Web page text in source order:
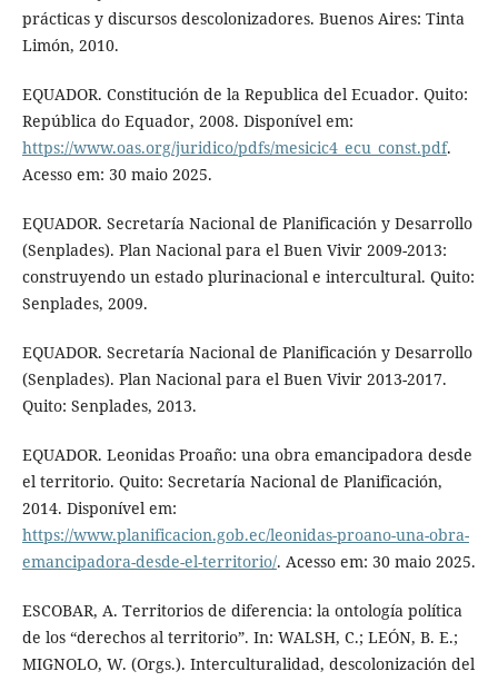
prácticas y discursos descolonizadores. Buenos Aires: Tinta
Limón, 2010.
EQUADOR. Constitución de la Republica del Ecuador. Quito:
República do Equador, 2008. Disponível em:
https://www.oas.org/juridico/pdfs/mesicic4_ecu_const.pdf.
Acesso em: 30 maio 2025.
EQUADOR. Secretaría Nacional de Planificación y Desarrollo
(Senplades). Plan Nacional para el Buen Vivir 2009-2013:
construyendo un estado plurinacional e intercultural. Quito:
Senplades, 2009.
EQUADOR. Secretaría Nacional de Planificación y Desarrollo
(Senplades). Plan Nacional para el Buen Vivir 2013-2017.
Quito: Senplades, 2013.
EQUADOR. Leonidas Proaño: una obra emancipadora desde
el territorio. Quito: Secretaría Nacional de Planificación,
2014. Disponível em:
https://www.planificacion.gob.ec/leonidas-proano-una-obra-
emancipadora-desde-el-territorio/. Acesso em: 30 maio 2025.
ESCOBAR, A. Territorios de diferencia: la ontología política
de los “derechos al territorio”. In: WALSH, C.; LEÓN, B. E.;
MIGNOLO, W. (Orgs.). Interculturalidad, descolonización del